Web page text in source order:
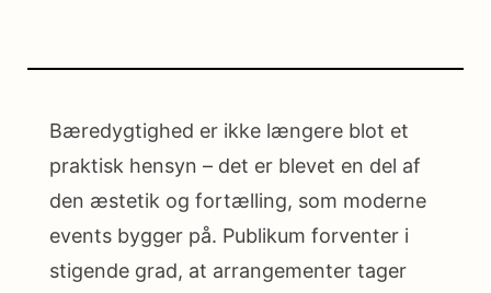
Bæredygtighed er ikke længere blot et
praktisk hensyn – det er blevet en del af
den æstetik og fortælling, som moderne
events bygger på. Publikum forventer i
stigende grad, at arrangementer tager